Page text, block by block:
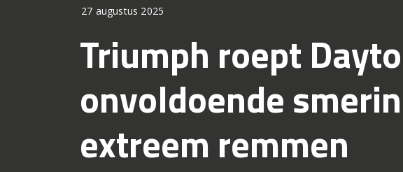
27 augustus 2025
Triumph roept
onvoldoende
extreem remmen